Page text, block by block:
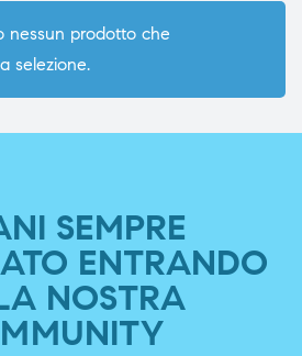
nessun prodotto che
selezione.
SEMPRE
ENTRANDO
NOSTRA